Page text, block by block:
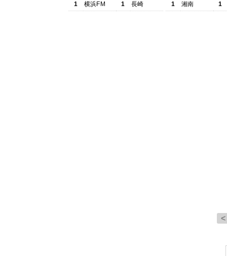
1
横浜FM 1 長崎
1
湘南 1